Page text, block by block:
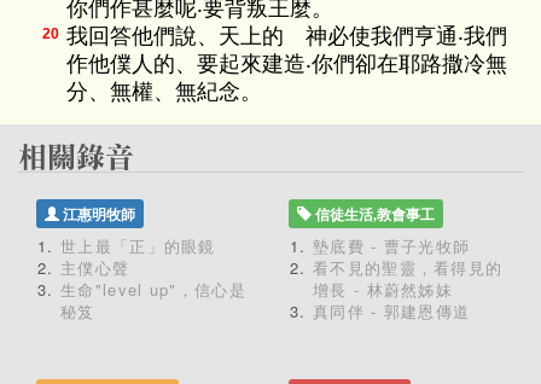
你們作甚麼呢‧要背叛王麼。
20 我回答他們說、天上的 神必使我們亨通‧我們
作他僕人的、要起來建造‧你們卻在耶路撒冷無
分、無權、無紀念。
江惠明牧師
世上最「正」的眼鏡
主僕心聲
生命"level up"，信心是
秘笈
信徒生活,教會事工
墊底費 - 曹子光牧師
看不見的聖靈，看得見的
增長 - 林蔚然姊妹
真同伴 - 郭建恩傳道